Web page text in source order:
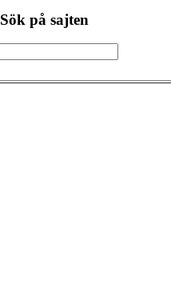
Sök på sajten